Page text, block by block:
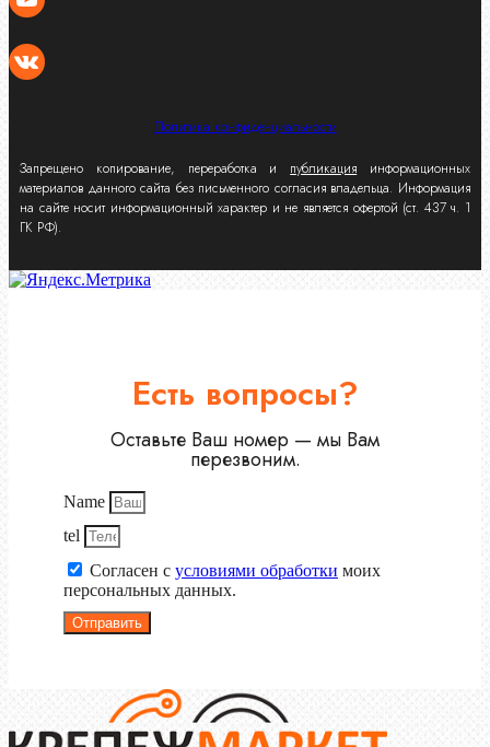
Политика конфиденциальности
Запрещено копирование, переработка и публикация информационных
материалов данного сайта без письменного согласия владельца. Информация
на сайте носит информационный характер и не является офертой (ст. 437 ч. 1
ГК РФ).
Есть вопросы?
Оставьте Ваш номер — мы Вам
перезвоним.
Name
tel
Согласен с условиями обработки моих
персональных данных.
Отправить